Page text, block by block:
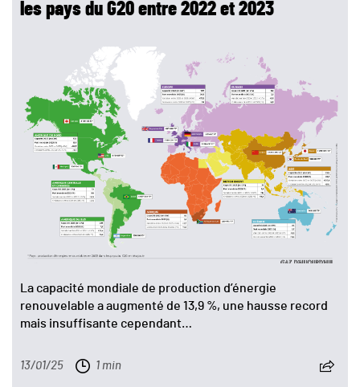
les pays du G20 entre 2022 et 2023
La capacité mondiale de production d’énergie
renouvelable a augmenté de 13,9 %, une hausse record
mais insuffisante cependant…
13/01/25 1 min